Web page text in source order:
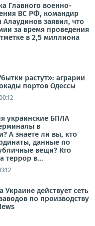
Главного военно-
ВС РФ, командир
заявил, что
за время проведения
в 2,5 миллиона
растут»: аграрии
портов Одессы
украинские БПЛА
в
А знаете ли вы, кто
данные по
вещи? Кто
террор в...
действует сеть
по производству